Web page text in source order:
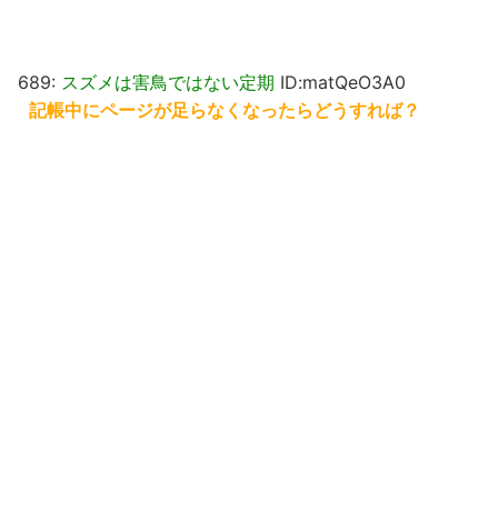
689: スズメは害鳥ではない定期 ID:matQeO3A0
記帳中にページが足らなくなったらどうすれば？